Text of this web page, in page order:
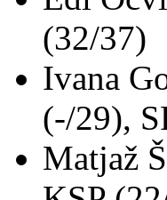
(32/37)
Ivana
(-/29),
Matjaž